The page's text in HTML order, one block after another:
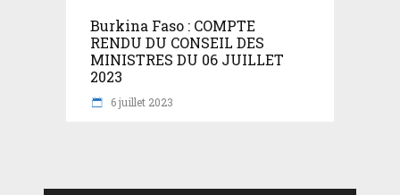
Burkina Faso : COMPTE
RENDU DU CONSEIL DES
MINISTRES DU 06 JUILLET
2023
6 juillet 2023